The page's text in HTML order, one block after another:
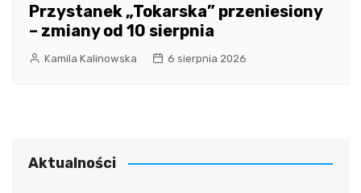
Przystanek „Tokarska” przeniesiony
– zmiany od 10 sierpnia
Kamila Kalinowska 6 sierpnia 2026
Aktualności